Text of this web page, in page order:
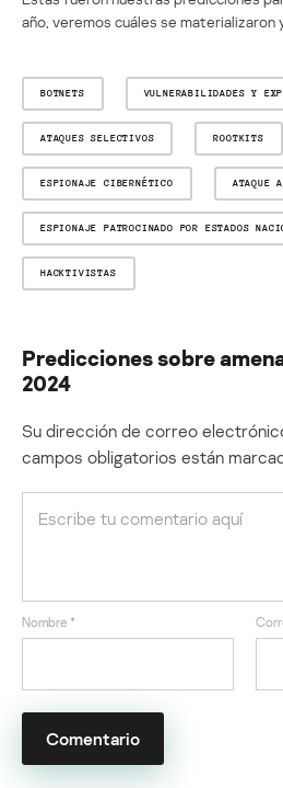
año, veremos cuáles se materializaron
BOTNETS VULNERABILIDADES Y
ATAQUES SELECTIVOS ROOTKITS
ESPIONAJE CIBERNÉTICO ATAQUE
ESPIONAJE PATROCINADO POR ESTADOS
HACKTIVISTAS
Predicciones sobre
2024
Su dirección de correo
campos obligatorios están
Nombre *